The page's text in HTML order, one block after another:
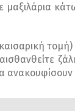
μαξιλάρια
τομή)